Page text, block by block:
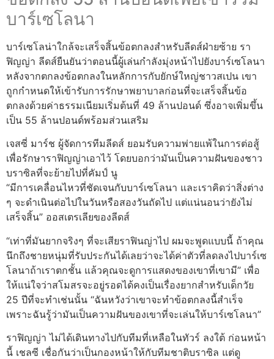
บาร์เซโลนา
บาร์เซโลน่าใกล้จะเสร็จสิ้นข้อตกลงสำหรับลีดส์ฝ่ายซ้าย รา
ฟิญญ่า ลีดส์ยืนยันว่าตอนนี้ผู้เล่นกำลังมุ่งหน้าไปยังบาร์เซโลนา
หลังจากตกลงข้อตกลงในหลักการกับยักษ์ใหญ่ชาวสเปน เขา
ถูกกำหนดให้เข้ารับการรักษาพยาบาลก่อนที่จะเสร็จสิ้นข้อ
ตกลงด้วยค่าธรรมเนียมเริ่มต้นที่ 49 ล้านปอนด์ ซึ่งอาจเพิ่มขึ้น
เป็น 55 ล้านปอนด์พร้อมส่วนเสริม
เจสซี่ มาร์ช ผู้จัดการทีมลีดส์ ยอมรับความพ่ายแพ้ในการต่อสู้
เพื่อรักษาราฟิญญ่าเอาไว้ โดยบอกว่ามันเป็นความฝันของชาว
บราซิลที่จะย้ายไปที่คัมป์ นู
“มีการเคลื่อนไหวที่ชัดเจนกับบาร์เซโลนา และเราคิดว่าสิ่งต่าง
ๆ จะดำเนินต่อไปในวันหรือสองวันถัดไป แต่แน่นอนว่ายังไม่
เสร็จสิ้น” ออสเตรเลียของลีดส์
“เท่าที่มันยากจริงๆ ที่จะเสียราฟินญ่าไป ผมจะพูดแบบนี้ ถ้าคุณ
นึกถึงชายหนุ่มที่รับประกันได้เลยว่าจะได้ค่าตัวที่ลดลงไปบาร์เซ
โลนาถ้าเราตกชั้น แล้วคุณจะดูการแสดงของเขาที่เขามี” เพื่อ
ให้แน่ใจว่าสโมสรจะอยู่รอดได้คงเป็นเรื่องยากสำหรับเด็กวัย
25 ปีที่จะทำเช่นนั้น “ฉันหวังว่าเขาจะทำข้อตกลงนี้สำเร็จ
เพราะฉันรู้ว่ามันเป็นความฝันของเขาที่จะเล่นให้บาร์เซโลนา”
ราฟิญญ่า ไม่ได้เดินทางไปกับทีมที่เหลือในทัวร์ ลงใต้ ก่อนหน้า
นี้ เชลซี เชื่อกันว่าเป็นกองหน้าให้กับทีมชาติบราซิล แต่ดู